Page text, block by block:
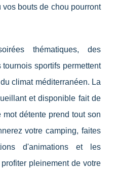
bouts de chou pourront
thématiques, des
sportifs permettent
climat méditerranéen. La
et disponible fait de
détente prend tout son
votre camping, faites
d'animations et les
pleinement de votre